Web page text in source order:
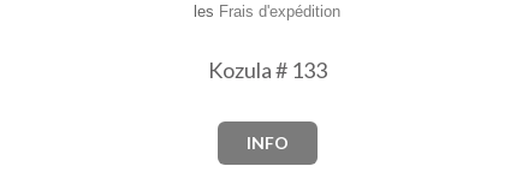
les Frais d'expédition
Kozula # 133
INFO